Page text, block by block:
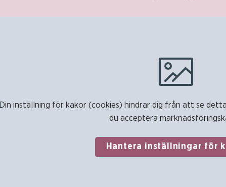
Din inställning för kakor (cookies) hindrar dig från att se
du acceptera
Hantera inställningar för